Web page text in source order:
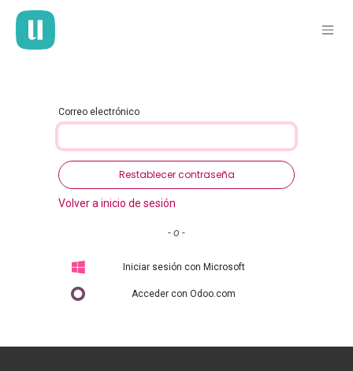
Correo electrónico
Restablecer contraseña
Volver a inicio de sesión
- o -
Iniciar sesión con Microsoft
Acceder con Odoo.com